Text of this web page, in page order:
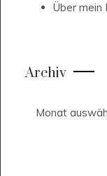
Über mein
Archiv